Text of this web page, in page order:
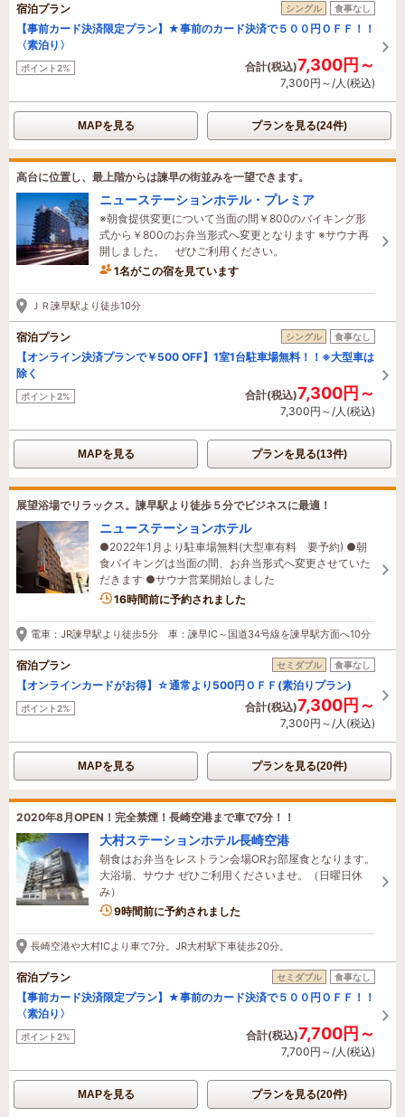
宿泊プラン シングル 食事なし
【事前カード決済限定プラン】★事前のカード決済で５００円ＯＦＦ！！
〈素泊り〉
ポイント2% 合計(税込)7,300円～
7,300円～/人(税込)
MAPを見る プランを見る(24件)
高台に位置し、最上階からは諫早の街並みを一望できます。
ニューステーションホテル・プレミア
※朝食提供変更について当面の間￥800のバイキング形
式から￥800のお弁当形式へ変更となります ※サウナ再
開しました。 ぜひご利用ください。
1名がこの宿を見ています
ＪＲ諫早駅より徒歩10分
宿泊プラン シングル 食事なし
【オンライン決済プランで￥500 OFF】1室1台駐車場無料！！※大型車は
除く
ポイント2% 合計(税込)7,300円～
7,300円～/人(税込)
MAPを見る プランを見る(13件)
展望浴場でリラックス。諫早駅より徒歩５分でビジネスに最適！
ニューステーションホテル
●2022年1月より駐車場無料(大型車有料 要予約) ●朝
食バイキングは当面の間、お弁当形式へ変更させていた
だきます ●サウナ営業開始しました
16時間前に予約されました
電車：JR諫早駅より徒歩5分 車：諫早IC～国道34号線を諫早駅方面へ10分
宿泊プラン セミダブル 食事なし
【オンラインカードがお得】☆通常より500円ＯＦＦ(素泊りプラン)
ポイント2% 合計(税込)7,300円～
7,300円～/人(税込)
MAPを見る プランを見る(20件)
2020年8月OPEN！完全禁煙！長崎空港まで車で7分！！
大村ステーションホテル長崎空港
朝食はお弁当をレストラン会場ORお部屋食となります。
大浴場、サウナ ぜひご利用くださいませ。（日曜日休
み）
9時間前に予約されました
長崎空港や大村ICより車で7分。JR大村駅下車徒歩20分。
宿泊プラン セミダブル 食事なし
【事前カード決済限定プラン】★事前のカード決済で５００円ＯＦＦ！！
〈素泊り〉
ポイント2% 合計(税込)7,700円～
7,700円～/人(税込)
MAPを見る プランを見る(20件)